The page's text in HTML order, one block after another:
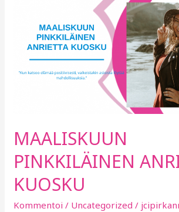
MAALISKUUN
PINKKILÄINEN
KUOSKU
Kommentoi / Uncategorized /
ANRIETTA
KUOSKU